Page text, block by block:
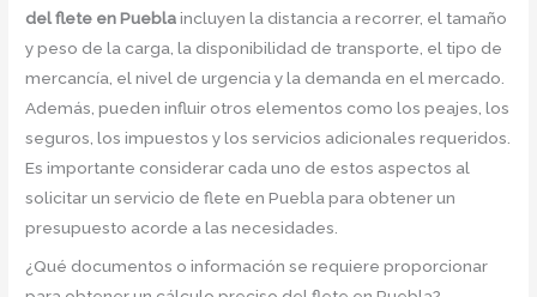
del flete en Pueblaincluyen la distancia a recorrer, el tamaño
y peso de la carga, la disponibilidad de transporte, el tipo de
mercancía, el nivel de urgencia y la demanda en el mercado.
Además, pueden influir otros elementos como los peajes, los
seguros, los impuestos y los servicios adicionales requeridos.
Es importante considerar cada uno de estos aspectos al
solicitar un servicio de flete en Puebla para obtener un
presupuesto acorde a las necesidades.
¿Qué documentos o información se requiere proporcionar